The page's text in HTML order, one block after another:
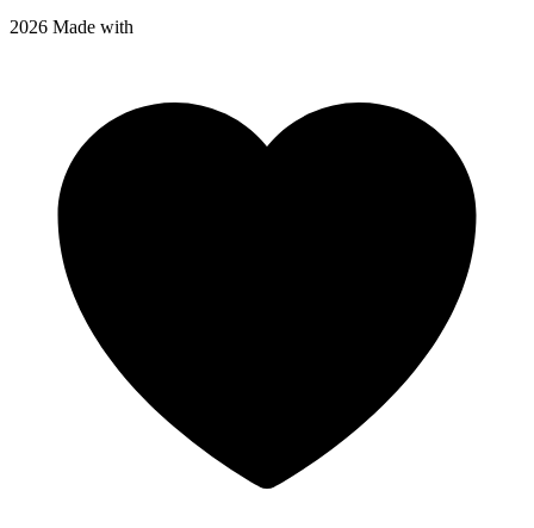
2026 Made with